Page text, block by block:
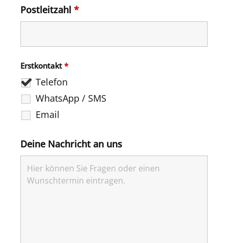
Postleitzahl *
Erstkontakt *
Telefon
WhatsApp / SMS
Email
Deine Nachricht an uns